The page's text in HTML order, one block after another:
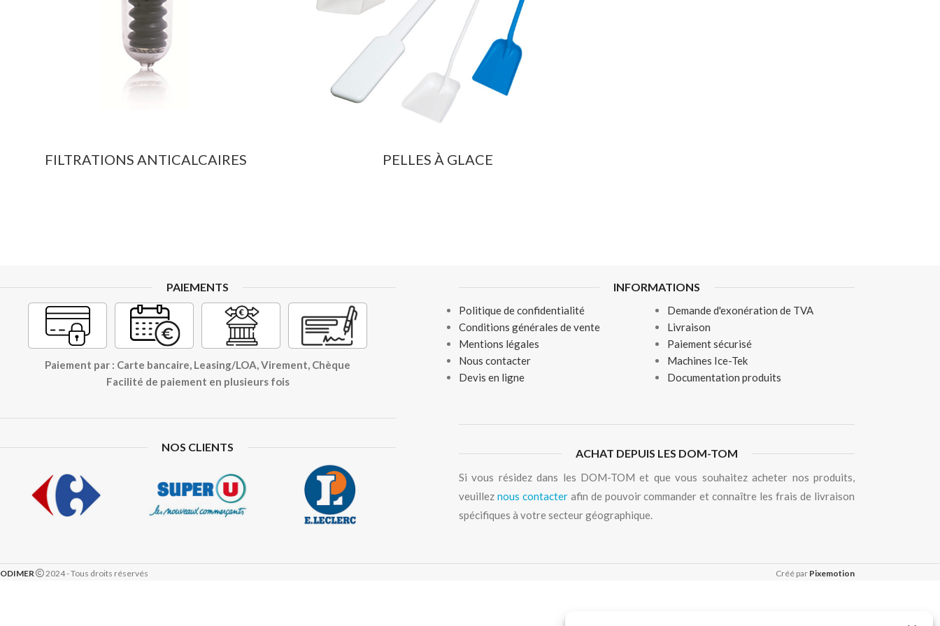
FILTRATIONS ANTICALCAIRES PELLES À GLACE
PAIEMENTS
Paiement par : Carte bancaire, Leasing/LOA, Virement, Chèque
Facilité de paiement en plusieurs fois
NOS CLIENTS
INFORMATIONS
Politique de confidentialité
Conditions générales de vente
Mentions légales
Nous contacter
Devis en ligne
Demande d'exonération de TVA
Livraison
Paiement sécurisé
Machines Ice-Tek
Documentation produits
ACHAT DEPUIS LES DOM-TOM
Si vous résidez dans les DOM-TOM et que vous souhaitez acheter nos produits,
veuillez nous contacterafin de pouvoir commander et connaître les frais de livraison
spécifiques à votre secteur géographique.
ODIMER 2024 - Tous droits réservés Créé par Pixemotion